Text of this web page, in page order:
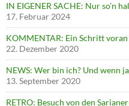
IN EIGENER SACHE: Nur so’n
17. Februar 2024
KOMMENTAR: Ein Schritt
22. Dezember 2020
NEWS: Wer bin ich? Und wenn
13. September 2020
RETRO: Besuch von den